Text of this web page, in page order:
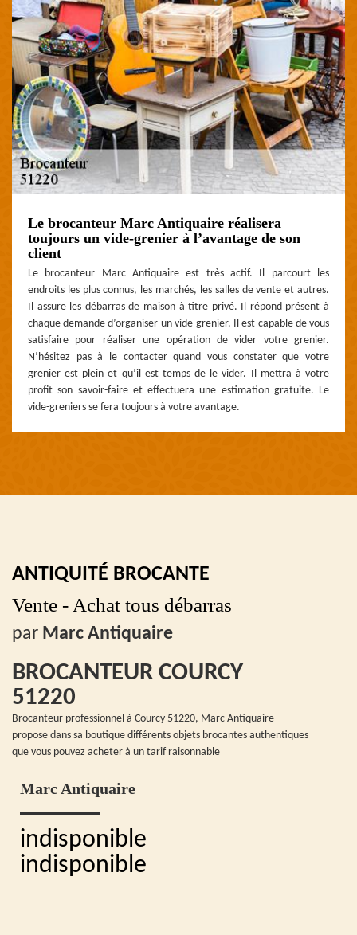
Le brocanteur Marc Antiquaire réalisera
toujours un vide-grenier à l’avantage de son
client
Le brocanteur Marc Antiquaire est très actif. Il parcourt les
endroits les plus connus, les marchés, les salles de vente et autres.
Il assure les débarras de maison à titre privé. Il répond présent à
chaque demande d’organiser un vide-grenier. Il est capable de vous
satisfaire pour réaliser une opération de vider votre grenier.
N’hésitez pas à le contacter quand vous constater que votre
grenier est plein et qu’il est temps de le vider. Il mettra à votre
profit son savoir-faire et effectuera une estimation gratuite. Le
vide-greniers se fera toujours à votre avantage.
ANTIQUITÉ BROCANTE
Vente - Achat tous débarras
par Marc Antiquaire
BROCANTEUR COURCY
51220
Brocanteur professionnel à Courcy 51220, Marc Antiquaire
propose dans sa boutique différents objets brocantes authentiques
que vous pouvez acheter à un tarif raisonnable
Marc Antiquaire
indisponible
indisponible